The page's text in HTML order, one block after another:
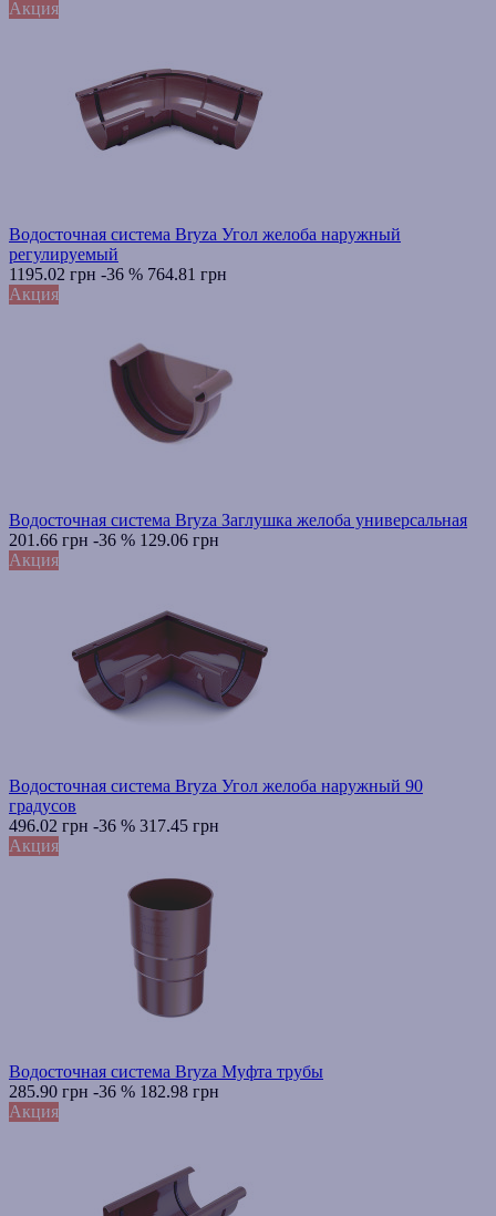
Акция
Водосточная система Bryza Угол желоба наружный
регулируемый
1195.02 грн -36 % 764.81 грн
Акция
Водосточная система Bryza Заглушка желоба универсальная
201.66 грн -36 % 129.06 грн
Акция
Водосточная система Bryza Угол желоба наружный 90
градусов
496.02 грн -36 % 317.45 грн
Акция
Водосточная система Bryza Муфта трубы
285.90 грн -36 % 182.98 грн
Акция